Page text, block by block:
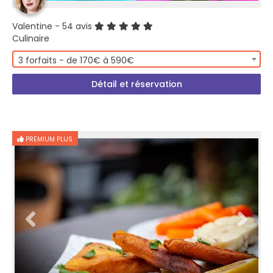
Valentine - 54 avis
Culinaire
3 forfaits - de 170€ à 590€
Détail et réservation
PREMIUM PLUS